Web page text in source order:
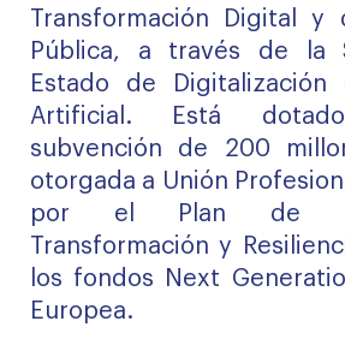
Transformación Digital y
Pública, a través de la
Estado de Digitalización
Artificial. Está
subvención de 200
otorgada a Unión
por el Plan de
Transformación y
los fondos Next
Europea.